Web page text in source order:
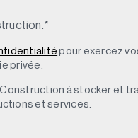
*
pour exercez
privée.
à stocker et
et services.